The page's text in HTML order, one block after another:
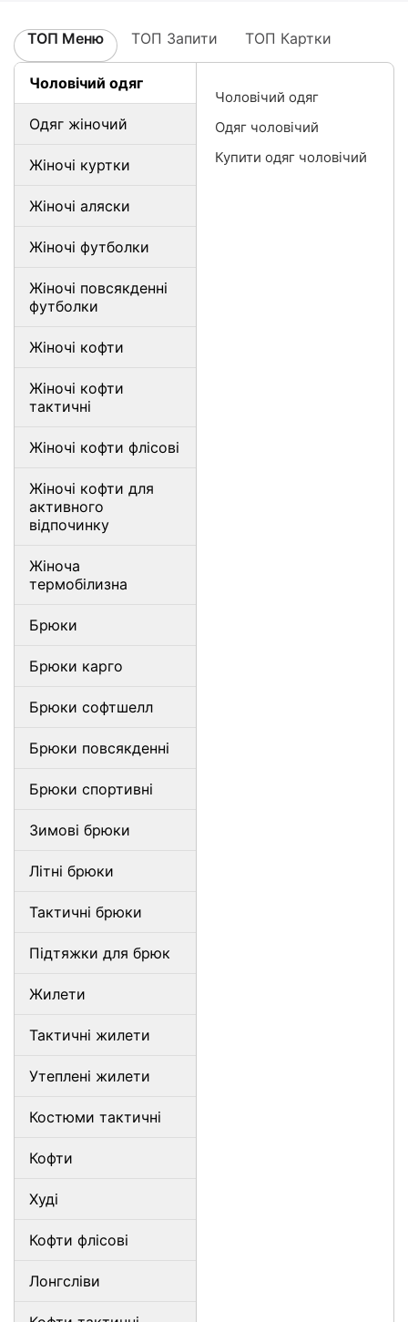
ТОП Меню ТОП Запити ТОП Картки
Чоловічий одяг
Одяг жіночий
Жіночі куртки
Жіночі аляски
Жіночі футболки
Жіночі повсякденні
футболки
Жіночі кофти
Жіночі кофти
тактичні
Жіночі кофти флісові
Жіночі кофти для
активного
відпочинку
Жіноча
термобілизна
Брюки
Брюки карго
Брюки софтшелл
Брюки повсякденні
Брюки спортивні
Зимові брюки
Літні брюки
Тактичні брюки
Підтяжки для брюк
Жилети
Тактичні жилети
Утеплені жилети
Костюми тактичні
Кофти
Худі
Кофти флісові
Лонгсліви
Чоловічий одяг
Одяг чоловічий
Купити одяг чоловічий